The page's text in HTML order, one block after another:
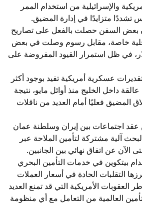
والإسرائيلية من استخدام الممر
متزايدًا في إدارة المضيق.
بعض السفن حصلت بالفعل على تصاريح
خاصة، مقابل رسوم وصلت في بعض
في ظل استمرار القيود المفروضة على
عسكرية أمريكية تفيد بوجود أكثر
عالقة داخل الخليج منذ أوائل مايو، نتيجة
المضيق فعليًا أمام العديد من ناقلات
اجتماعات بين إيران وسلطنة عمان
آلية مشتركة لتأمين الملاحة عبر
الآن عن اتفاق نهائي بين الجانبين.
بيتكوين في خدمات التأمين البحري
التقلبات الحادة في أسعار العملات
العقوبات الأمريكية التي قد تمنع العديد
العالمية من التعامل مع أي منظومة